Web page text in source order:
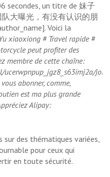
secondes, un titre de 妹子
大曝光，有没有认识的朋
Voici la
xiaoxiong # Travel rapide #
peut profiter des
membre de cette chaîne:
join
abonner, comme,
est ma plus grande
Alipay:
sur des thématiques variées,
pour ceux qui
en toute sécurité.